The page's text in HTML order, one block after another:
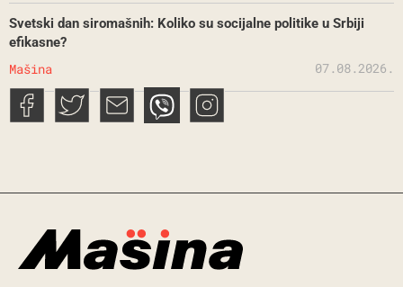
Svetski dan siromašnih: Koliko su socijalne politike u Srbiji
efikasne?
Mašina 07.08.2026.